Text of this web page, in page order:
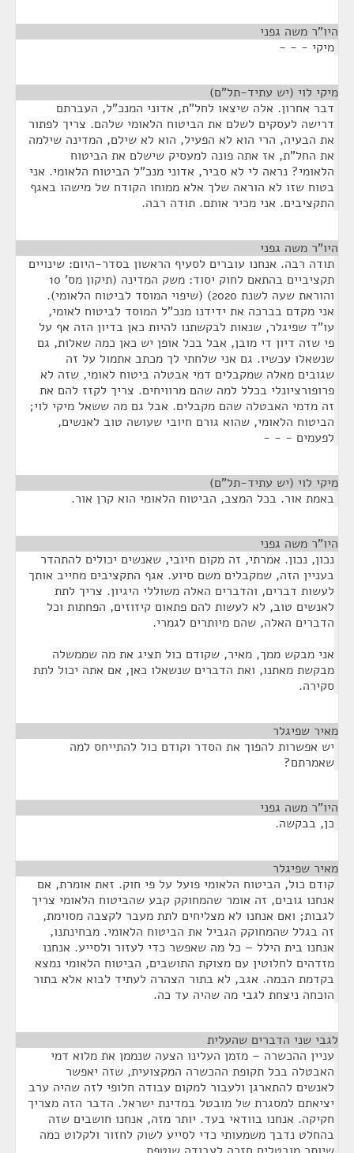
היו"ר משה גפני
מיקי - - -
מיקי לוי (יש עתיד-תל"ם)
דבר אחרון. אלה שיצאו לחל"ת, אדוני המנכ"ל, העברתם
דרישה לעסקים לשלם את הביטוח הלאומי שלהם. צריך לפתור
את הבעיה, הרי הוא לא הפעיל, הוא לא שילם, המדינה שילמה
את החל"ת, אז אתה פונה למעסיק שישלם את הביטוח
הלאומי? נראה לי לא סביר, אדוני מנכ"ל הביטוח הלאומי. אני
בטוח שזו לא הוראה שלך אלא ממוחו הקודח של מישהו באגף
התקציבים. אני מכיר אותם. תודה רבה.
היו"ר משה גפני
תודה רבה. אנחנו עוברים לסעיף הראשון בסדר-היום: שינויים
תקציביים בהתאם לחוק יסוד: משק המדינה (תיקון מס' 10
והוראת שעה לשנת 2020) (שיפוי המוסד לביטוח הלאומי).
אני מקדם בברכה את ידידנו מנכ"ל המוסד לביטוח לאומי,
עו"ד שפיגלר, שנאות לבקשתנו להיות כאן בדיון הזה אף על
פי שזה דיון די מובן, אבל בכל אופן יש כאן כמה שאלות, גם
שנשאלו עכשיו. גם אני שלחתי לך מכתב אתמול על זה
שגובים מאלה שמקבלים דמי אבטלה ביטוח לאומי, שזה לא
פרופורציונלי בכלל למה שהם מרוויחים. צריך לקזז להם את
זה מדמי האבטלה שהם מקבלים. אבל גם מה ששאל מיקי לוי;
הביטוח הלאומי, שהוא גורם חיובי שעושה טוב לאנשים,
לפעמים - - -
מיקי לוי (יש עתיד-תל"ם)
באמת אור. בכל המצב, הביטוח הלאומי הוא קרן אור.
היו"ר משה גפני
נכון, נכון. אמרתי, זה מקום חיובי, שאנשים יכולים להתהדר
בעניין הזה, שמקבלים משם סיוע. אגף התקציבים מחייב אותך
לעשות דברים, והדברים האלה משוללי היגיון. צריך לתת
לאנשים טוב, לא לעשות להם פתאום קיזוזים, הפחתות וכל
הדברים האלה, שהם מיותרים לגמרי.
אני מבקש ממך, מאיר, שקודם כול תציג את מה שממשלה
מבקשת מאתנו, ואת הדברים שנשאלו כאן, אם אתה יכול לתת
סקירה.
מאיר שפיגלר
יש אפשרות להפוך את הסדר וקודם כול להתייחס למה
שאמרתם?
היו"ר משה גפני
כן, בבקשה.
מאיר שפיגלר
קודם כול, הביטוח הלאומי פועל על פי חוק. זאת אומרת, אם
אנחנו גובים, זה אומר שהמחוקק קבע שהביטוח הלאומי צריך
לגבות; ואם אנחנו לא מצליחים לתת מעבר לקצבה מסוימת,
זה בגלל שהמחוקק הגביל את הביטוח הלאומי. מבחינתנו,
אנחנו בית הילל – כל מה שאפשר כדי לעזור ולסייע. אנחנו
מזדהים לחלוטין עם מצוקת התושבים, הביטוח הלאומי נמצא
בקדמת הבמה. אגב, לא בתור הצהרה לעתיד לבוא אלא בתור
הוכחה ניצחת לגבי מה שהיה עד כה.
לגבי שני הדברים שהעלית
עניין ההכשרה – מזמן העלינו הצעה שנממן את מלוא דמי
האבטלה בכל תקופת ההכשרה המקצועית, שזה יאפשר
לאנשים להתארגן ולעבור למקום עבודה חלופי לזה שהיה ערב
יציאתם למסגרת של מובטל במדינת ישראל. הדבר הזה מצריך
חקיקה. אנחנו בוודאי בעד. יותר מזה, אנחנו חושבים שזה
בהחלט נדבך משמעותי כדי לסייע לשוק לחזור ולקלוט כמה